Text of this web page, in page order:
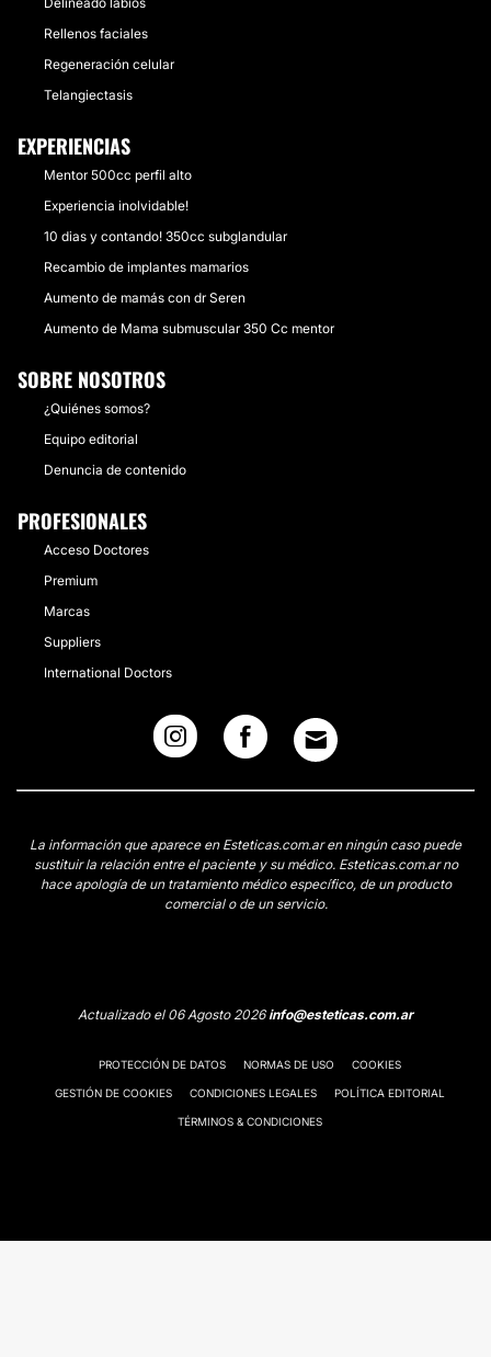
Rellenos faciales
Regeneración celular
Telangiectasis
EXPERIENCIAS
Mentor 500cc perfil alto
Experiencia inolvidable!
10 dias y contando! 350cc subglandular
Recambio de implantes mamarios
Aumento de mamás con dr Seren
Aumento de Mama submuscular 350 Cc mentor
SOBRE NOSOTROS
¿Quiénes somos?
Equipo editorial
Denuncia de contenido
PROFESIONALES
Acceso Doctores
Premium
Marcas
Suppliers
International Doctors
La información que aparece en Esteticas.com.ar en ningún caso puede
sustituir la relación entre el paciente y su médico. Esteticas.com.ar no
hace apología de un tratamiento médico específico, de un producto
comercial o de un servicio.
Actualizado el 06 Agosto 2026info@esteticas.com.ar
PROTECCIÓN DE DATOS NORMAS DE USO COOKIES
GESTIÓN DE COOKIES CONDICIONES LEGALES POLÍTICA EDITORIAL
TÉRMINOS & CONDICIONES